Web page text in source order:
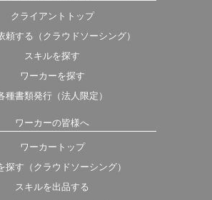
クライアントトップ
頼する（クラウドソーシング）
スキルを探す
ワーカーを探す
種書類発行（法人限定）
ワーカーの皆様へ
ワーカートップ
探す（クラウドソーシング）
スキルを出品する